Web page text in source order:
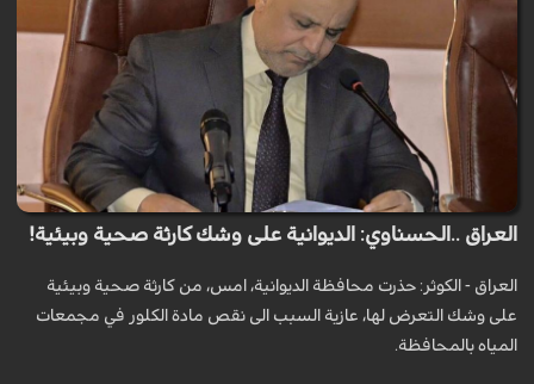
العراق ..الحسناوي: الديوانية على وشك كارثة صحية وبيئية!
العراق - الكوثر: حذرت محافظة الديوانية، امس، من كارثة صحية وبيئية
على وشك التعرض لها، عازية السبب الى نقص مادة الكلور في مجمعات
المياه بالمحافظة.